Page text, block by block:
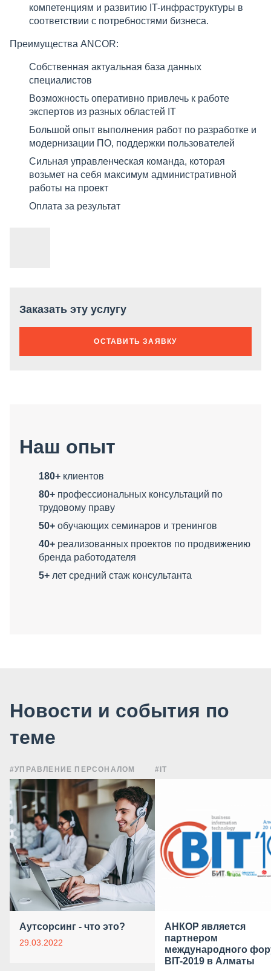
компетенциям и развитию IT-инфраструктуры в
соответствии с потребностями бизнеса.
Преимущества ANCOR:
Собственная актуальная база данных
специалистов
Возможность оперативно привлечь к работе
экспертов из разных областей IT
Большой опыт выполнения работ по разработке и
модернизации ПО, поддержки пользователей
Сильная управленческая команда, которая
возьмет на себя максимум административной
работы на проект
Оплата за результат
Заказать эту услугу
ОСТАВИТЬ ЗАЯВКУ
Наш опыт
180+ клиентов
80+ профессиональных консультаций по
трудовому праву
50+ обучающих семинаров и тренингов
40+ реализованных проектов по продвижению
бренда работодателя
5+ лет средний стаж консультанта
Новости и события по
теме
#УПРАВЛЕНИЕ ПЕРСОНАЛОМ
Аутсорсинг - что это?
29.03.2022
#IT
АНКОР является
партнером
международного
BIT-2019 в Алматы